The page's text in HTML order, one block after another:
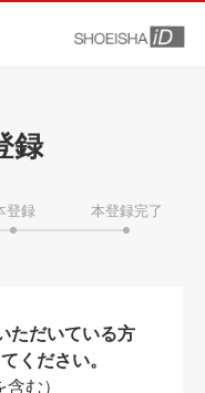
録
登録 本登録完了
ただいている方
ください。
む）